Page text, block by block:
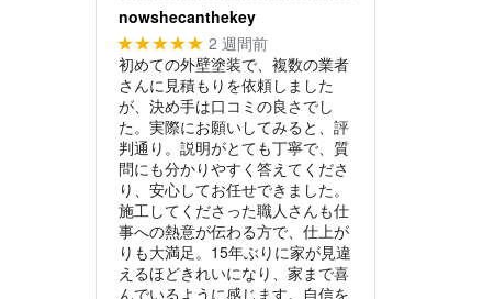
nowshecanthekey
★★★★★ 2 週間前
初めての外壁塗装で、複数の業者
さんに見積もりを依頼しました
が、決め手は口コミの良さでし
た。実際にお願いしてみると、評
判通り。説明がとても丁寧で、質
問にも分かりやすく答えてくださ
り、安心してお任せできました。
施工してくださった職人さんも仕
事への熱意が伝わる方で、仕上が
りも大満足。15年ぶりに家が見違
えるほどきれいになり、家まで喜
んでいるように感じます。自信を